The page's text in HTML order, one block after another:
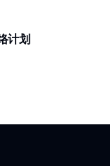
计划